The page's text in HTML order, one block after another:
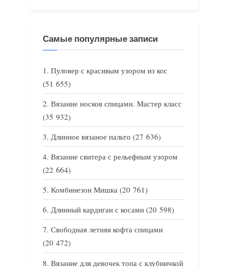
Самые популярные записи
Пуловер с красивым узором из кос
(51 655)
Вязание носков спицами. Мастер класс
(35 932)
Длинное вязаное пальто (27 636)
Вязание свитера с рельефным узором
(22 664)
Комбинезон Мишка (20 761)
Длинный кардиган с косами (20 598)
Свободная летняя кофта спицами
(20 472)
Вязание для девочек топа с клубничкой